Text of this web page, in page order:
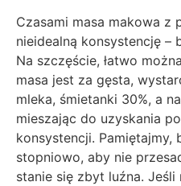
Czasami masa makowa z
nieidealną konsystencję –
Na szczęście, łatwo
masa jest za gęsta,
mleka, śmietanki 30%, a
mieszając do uzyskania
konsystencji. Pamiętajmy,
stopniowo, aby nie
stanie się zbyt luźna.